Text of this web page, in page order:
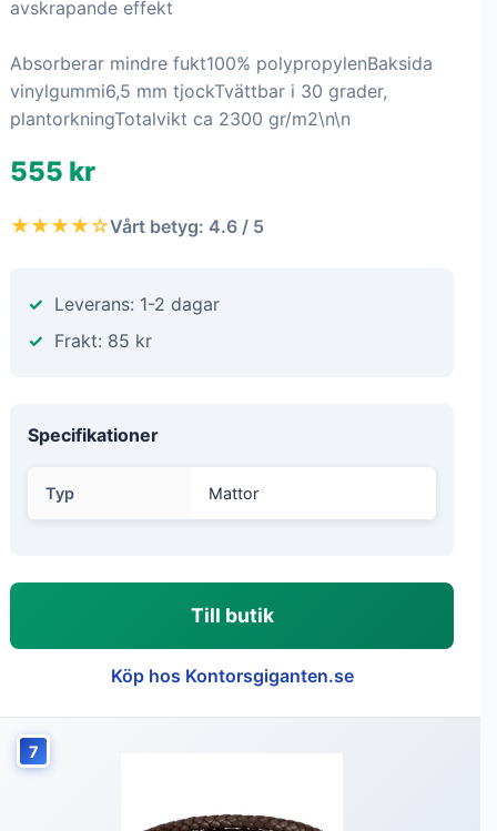
avskrapande effekt
Absorberar mindre fukt100% polypropylenBaksida
vinylgummi6,5 mm tjockTvättbar i 30 grader,
plantorkningTotalvikt ca 2300 gr/m2\n\n
555 kr
★★★★☆Vårt betyg: 4.6 / 5
Leverans: 1-2 dagar
Frakt: 85 kr
Specifikationer
Typ Mattor
Till butik
Köp hos Kontorsgiganten.se
7